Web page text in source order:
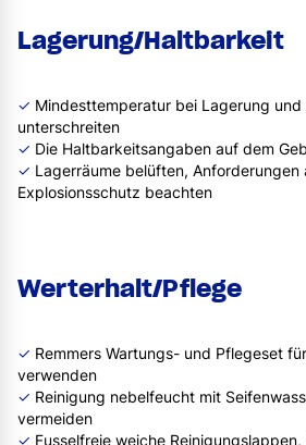
Lagerung/Haltbarkeit
✓ Mindesttemperatur bei Lagerung und
unterschreiten
✓ Die Haltbarkeitsangaben auf dem
✓ Lagerräume belüften, Anforderungen
Explosionsschutz beachten
Werterhalt/Pflege
✓ Remmers Wartungs- und Pflegeset
verwenden
✓ Reinigung nebelfeucht mit
vermeiden
✓ Fusselfreie weiche